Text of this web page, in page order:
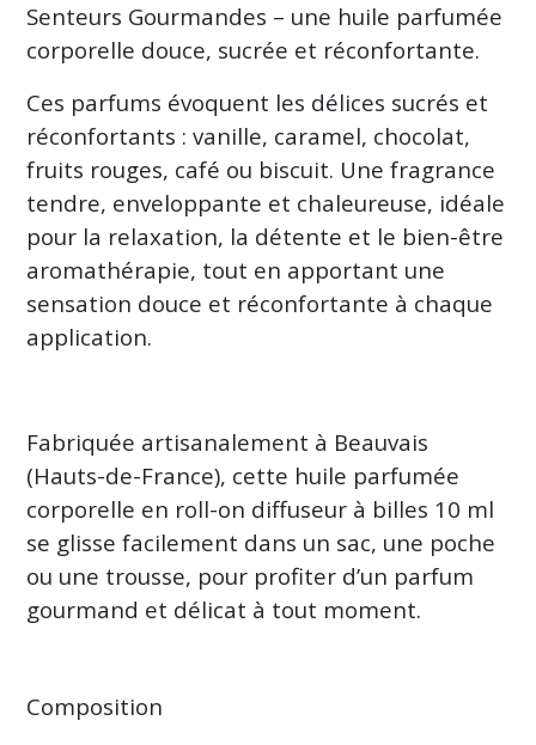
Senteurs Gourmandes – une huile parfumée
corporelle douce, sucrée et réconfortante.
Ces parfums évoquent les délices sucrés et
réconfortants : vanille, caramel, chocolat,
fruits rouges, café ou biscuit. Une fragrance
tendre, enveloppante et chaleureuse, idéale
pour la relaxation, la détente et le bien-être
aromathérapie, tout en apportant une
sensation douce et réconfortante à chaque
application.
Fabriquée artisanalement à Beauvais
(Hauts-de-France), cette huile parfumée
corporelle en roll-on diffuseur à billes 10 ml
se glisse facilement dans un sac, une poche
ou une trousse, pour profiter d’un parfum
gourmand et délicat à tout moment.
Composition
épicée
(10)
Afficher
les
résultats